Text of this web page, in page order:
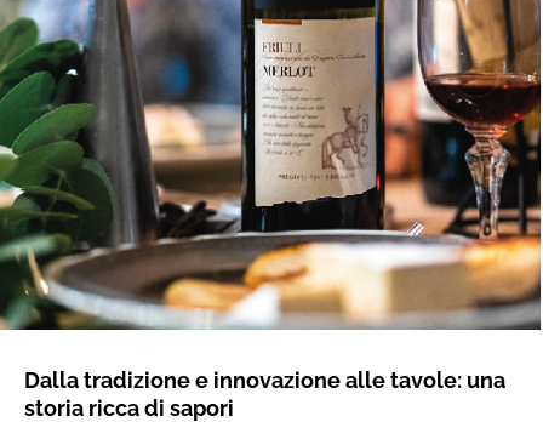
Dalla tradizione e innovazione alle tavole: una
storia ricca di sapori